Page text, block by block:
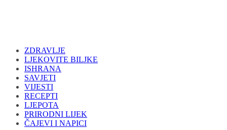
ZDRAVLJE
LJEKOVITE BILJKE
ISHRANA
SAVJETI
VIJESTI
RECEPTI
LJEPOTA
PRIRODNI LIJEK
ČAJEVI I NAPICI